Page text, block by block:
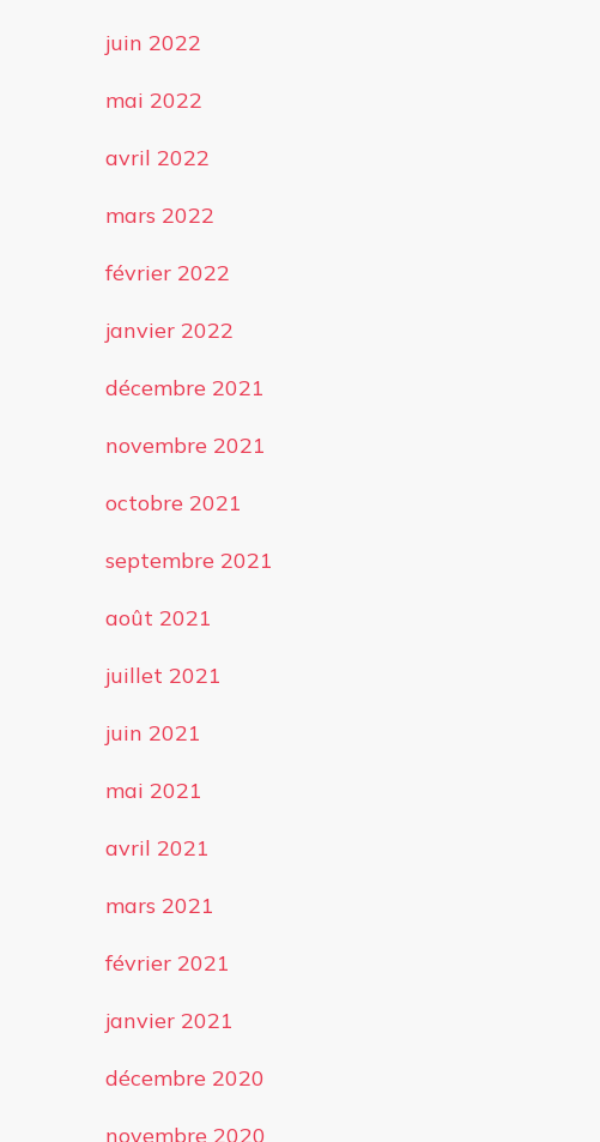
juin 2022
mai 2022
avril 2022
mars 2022
février 2022
janvier 2022
décembre 2021
novembre 2021
octobre 2021
septembre 2021
août 2021
juillet 2021
juin 2021
mai 2021
avril 2021
mars 2021
février 2021
janvier 2021
décembre 2020
novembre 2020